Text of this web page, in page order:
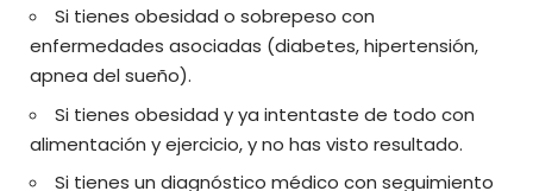
Si tienes obesidad o sobrepeso con
enfermedades asociadas (diabetes, hipertensión,
apnea del sueño).
Si tienes obesidad y ya intentaste de todo con
alimentación y ejercicio, y no has visto resultado.
Si tienes un diagnóstico médico con seguimiento